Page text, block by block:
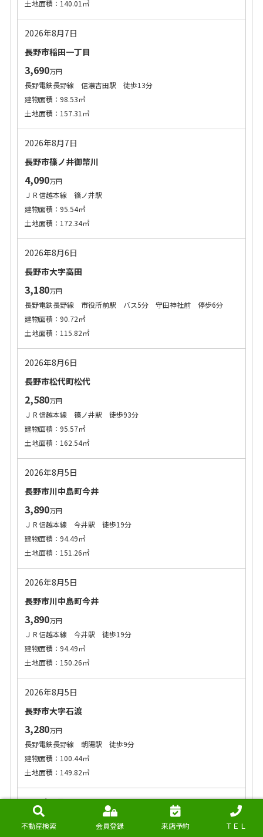
不動産検索 会員登録 来店予約 ＴＥＬ
土地面積：140.01㎡
2026年8月7日
長野市稲田一丁目
3,690万円
長野電鉄長野線 信濃吉田駅 徒歩13分
建物面積：98.53㎡
土地面積：157.31㎡
2026年8月7日
長野市篠ノ井御幣川
4,090万円
ＪＲ信越本線 篠ノ井駅
建物面積：95.54㎡
土地面積：172.34㎡
2026年8月6日
長野市大字高田
3,180万円
長野電鉄長野線 市役所前駅 バス5分 守田神社前 停歩6分
建物面積：90.72㎡
土地面積：115.82㎡
2026年8月6日
長野市松代町松代
2,580万円
ＪＲ信越本線 篠ノ井駅 徒歩93分
建物面積：95.57㎡
土地面積：162.54㎡
2026年8月5日
長野市川中島町今井
3,890万円
ＪＲ信越本線 今井駅 徒歩19分
建物面積：94.49㎡
土地面積：151.26㎡
2026年8月5日
長野市川中島町今井
3,890万円
ＪＲ信越本線 今井駅 徒歩19分
建物面積：94.49㎡
土地面積：150.26㎡
2026年8月5日
長野市大字石渡
3,280万円
長野電鉄長野線 朝陽駅 徒歩9分
建物面積：100.44㎡
土地面積：149.82㎡
2026年8月5日
長野市稲里町中央一丁目